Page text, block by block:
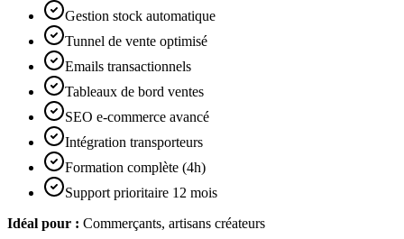
Gestion stock automatique
Tunnel de vente optimisé
Emails transactionnels
Tableaux de bord ventes
SEO e-commerce avancé
Intégration transporteurs
Formation complète (4h)
Support prioritaire 12 mois
Idéal pour : Commerçants, artisans créateurs